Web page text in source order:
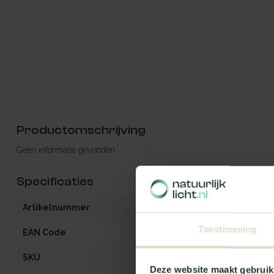
Toestemming
Deze website maakt
Productomschrijving
Geen informatie gevonden
Specificaties
Artikelnummer
EAN Code 5412970998679
SKU